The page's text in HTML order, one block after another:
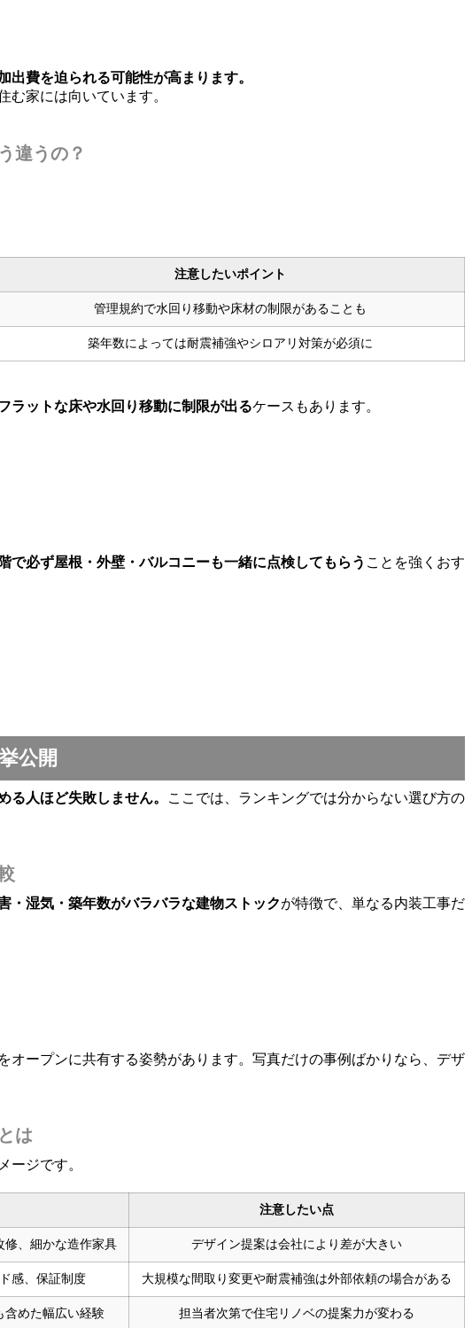
出費を迫られる可能性が高まります。
家には向いています。
違うの？
注意したいポイント
管理規約で水回り移動や床材の制限があることも
築年数によっては耐震補強やシロアリ対策が必須に
ラットな床や水回り移動に制限が出るケースもあります。
で必ず屋根・外壁・バルコニーも一緒に点検してもらう ことを強くおす
公開
る人ほど失敗しません。
ここでは、ランキングでは分からない選び方の
・湿気・築年数がバラバラな建物ストックが特徴で、単なる内装工事だ
オープンに共有する姿勢があります。写真だけの事例ばかりなら、デザ
は
ージです。
注意したい点
修、細かな造作家具 デザイン提案は会社により差が大きい
感、保証制度 大規模な間取り変更や耐震補強は外部依頼の場合がある
含めた幅広い経験 担当者次第で住宅リノベの提案力が変わる